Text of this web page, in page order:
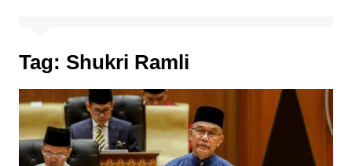
Tag: Shukri Ramli